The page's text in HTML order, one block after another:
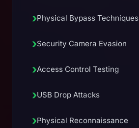
›Physical Bypass Techniques
›Security Camera Evasion
›Access Control Testing
›USB Drop Attacks
›Physical Reconnaissance